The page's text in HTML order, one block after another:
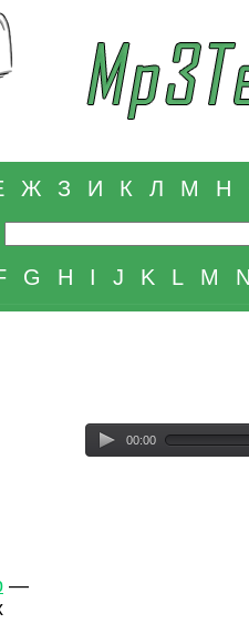
Ж З И К Л М Н
G H I J K L M
—
00:00